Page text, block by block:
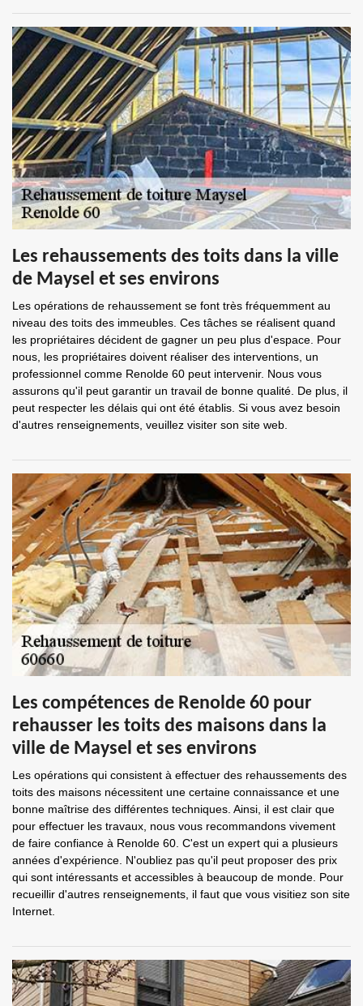
Les rehaussements des toits dans la ville
de Maysel et ses environs
Les opérations de rehaussement se font très fréquemment au
niveau des toits des immeubles. Ces tâches se réalisent quand
les propriétaires décident de gagner un peu plus d'espace. Pour
nous, les propriétaires doivent réaliser des interventions, un
professionnel comme Renolde 60 peut intervenir. Nous vous
assurons qu'il peut garantir un travail de bonne qualité. De plus, il
peut respecter les délais qui ont été établis. Si vous avez besoin
d'autres renseignements, veuillez visiter son site web.
Les compétences de Renolde 60 pour
rehausser les toits des maisons dans la
ville de Maysel et ses environs
Les opérations qui consistent à effectuer des rehaussements des
toits des maisons nécessitent une certaine connaissance et une
bonne maîtrise des différentes techniques. Ainsi, il est clair que
pour effectuer les travaux, nous vous recommandons vivement
de faire confiance à Renolde 60. C'est un expert qui a plusieurs
années d'expérience. N'oubliez pas qu'il peut proposer des prix
qui sont intéressants et accessibles à beaucoup de monde. Pour
recueillir d'autres renseignements, il faut que vous visitiez son site
Internet.